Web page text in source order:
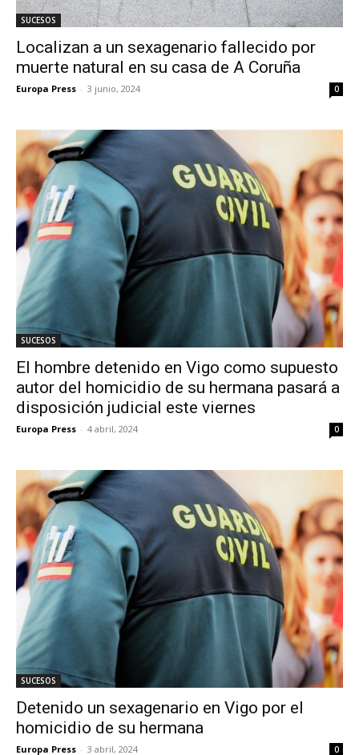
SUCESOS
Localizan a un sexagenario fallecido por
muerte natural en su casa de A Coruña
Europa Press - 3 junio, 2024 0
SUCESOS
El hombre detenido en Vigo como supuesto
autor del homicidio de su hermana pasará a
disposición judicial este viernes
Europa Press - 4 abril, 2024 0
SUCESOS
Detenido un sexagenario en Vigo por el
homicidio de su hermana
Europa Press - 3 abril, 2024 0